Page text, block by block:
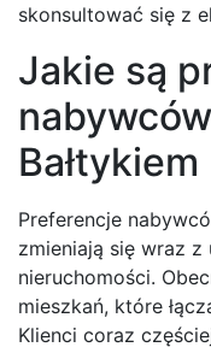
skonsultować się z
Jakie są
Bałtykiem
Preferencje
zmieniają się wraz z
nieruchomości.
mieszkań, które
Klienci coraz